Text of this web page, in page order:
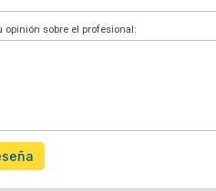
opinión sobre el profesional: